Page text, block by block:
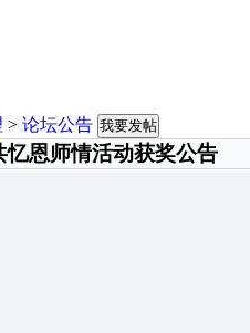
> 论坛公告 我要发帖
恩师情活动获奖公告